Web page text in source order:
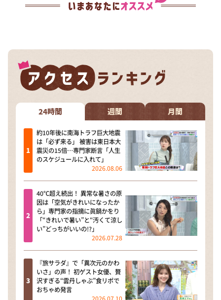
24時間 週間 月間
約10年後に南海トラフ巨大地震
は「必ず来る」 被害は東日本大
震災の15倍…専門家断言「人生
のスケジュールに入れて」
2026.08.06
40℃超え続出！ 異常な暑さの原
因は「空気がきれいになったか
ら」専門家の指摘に眞鍋かをり
「“きれいで暑い”と“汚くて涼し
い”どっちがいいの!?」
2026.07.28
『旅サラダ』で「異次元のかわ
いさ」の声！ 初ゲスト女優、贅
沢すぎる“雲丹しゃぶ”食リポで
おちゃめ発言